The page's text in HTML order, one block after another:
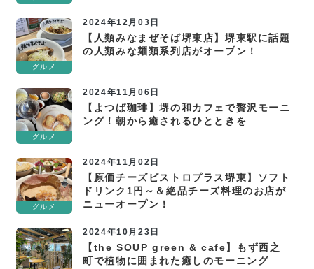
グルメ
2024年12月03日
【人類みなまぜそば堺東店】堺東駅に話題
の人類みな麺類系列店がオープン！
グルメ
2024年11月06日
【よつば珈琲】堺の和カフェで贅沢モーニ
ング！朝から癒されるひとときを
グルメ
2024年11月02日
【原価チーズビストロプラス堺東】ソフト
ドリンク1円～＆絶品チーズ料理のお店が
ニューオープン！
2024年10月23日
【the SOUP green & cafe】もず西之
町で植物に囲まれた癒しのモーニング